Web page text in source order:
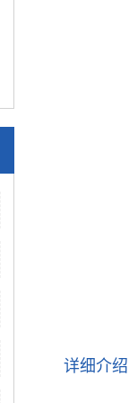
详细介